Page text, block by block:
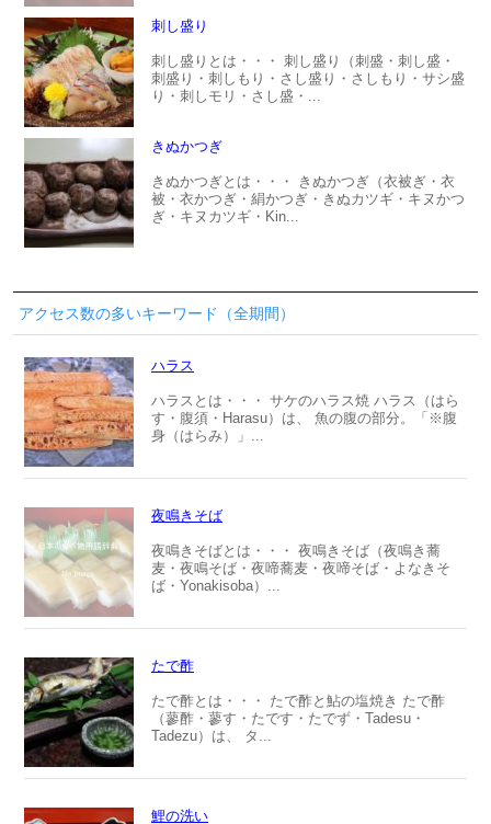
刺し盛り
刺し盛りとは・・・ 刺し盛り（刺盛・刺し盛・
刺盛り・刺しもり・さし盛り・さしもり・サシ盛
り・刺しモリ・さし盛・...
きぬかつぎ
きぬかつぎとは・・・ きぬかつぎ（衣被ぎ・衣
被・衣かつぎ・絹かつぎ・きぬカツギ・キヌかつ
ぎ・キヌカツギ・Kin...
アクセス数の多いキーワード（全期間）
ハラス
ハラスとは・・・ サケのハラス焼 ハラス（はら
す・腹須・Harasu）は、 魚の腹の部分。「※腹
身（はらみ）」...
夜鳴きそば
夜鳴きそばとは・・・ 夜鳴きそば（夜鳴き蕎
麦・夜鳴そば・夜啼蕎麦・夜啼そば・よなきそ
ば・Yonakisoba）...
たで酢
たで酢とは・・・ たで酢と鮎の塩焼き たで酢
（蓼酢・蓼す・たです・たでず・Tadesu・
Tadezu）は、 タ...
鯉の洗い